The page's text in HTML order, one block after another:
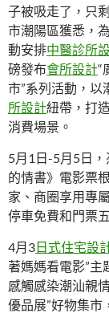
子被吸走了，只
市潮陽區獲悉，
動安排中醫診所
磅發布會所設計“
市”系列活動，以
所設計紐帶，打
消費場景。
5月1日-5月5日
的情書》電影票
家、商圈享用專
停車免費和門票
4月3日式住宅設
著媽媽看電影”主
感觸感染潮汕親
優品展”好物集市